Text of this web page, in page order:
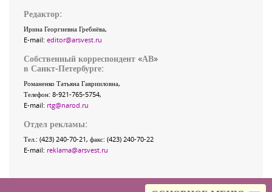
Редактор:
Ирина Георгиевна Гребнёва,
E-mail: editor@arsvest.ru
Собственный корреспондент «АВ»
в Санкт-Петербурге:
Романенко Татьяна Гаврииловна,
Телефон: 8-921-765-5754,
E-mail: rtg@narod.ru
Отдел рекламы:
Тел.: (423) 240-70-21, факс: (423) 240-70-22
E-mail: reklama@arsvest.ru